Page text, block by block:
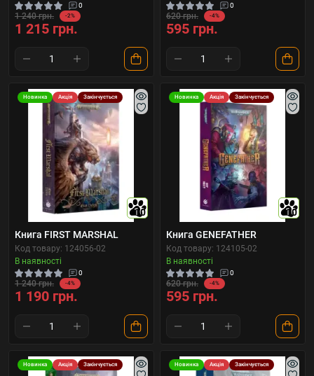
0
1 240 грн. -2%
1 215 грн.
0
620 грн. -4%
595 грн.
Новинка Акція Закінчується
10
Книга FIRST MARSHAL
Код товару: 124056-02
В наявності
0
1 240 грн. -4%
1 190 грн.
Новинка Акція Закінчується
10
Книга GENEFATHER
Код товару: 124105-02
В наявності
0
620 грн. -4%
595 грн.
Новинка Акція Закінчується Новинка Акція Закінчується